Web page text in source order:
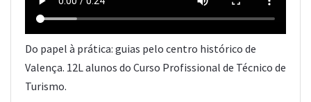
Do papel à prática: guias pelo centro histórico de
Valença. 12L alunos do Curso Profissional de Técnico de
Turismo.